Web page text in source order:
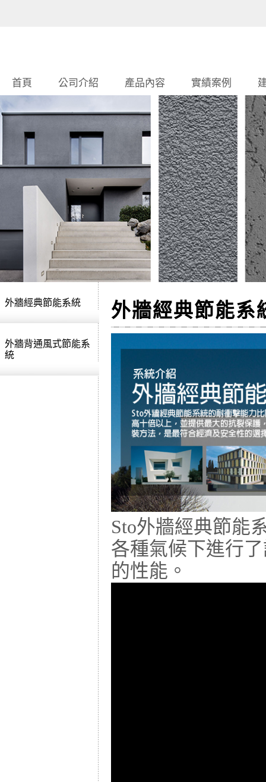
首頁 公司介紹 產品內容 實績案例
外牆經典節能系統
外牆背通風式節能系
統
外牆經典節能系
Sto外牆經典節能
各種氣候下進行
的性能。